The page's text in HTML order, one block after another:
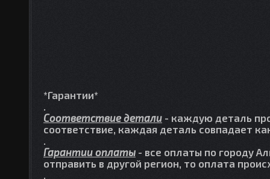
*Гарантии*
Соответствие детали - каждую деталь
соответствие, каждая деталь совпадает
Гарантии оплаты - все оплаты по городу
отправить в другой регион, то оплата